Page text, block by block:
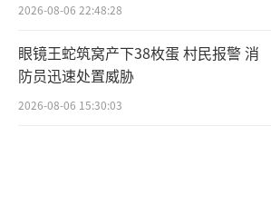
2026-08-06 22:48:28
眼镜王蛇筑窝产下38枚蛋 村民报警 消
防员迅速处置威胁
2026-08-06 15:30:03